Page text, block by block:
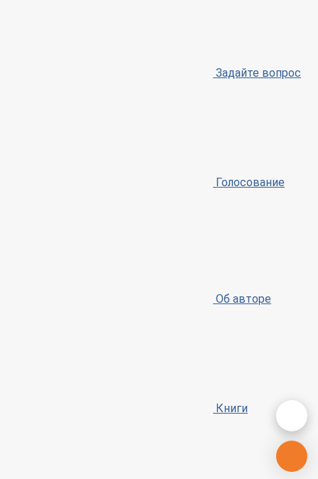
Задайте вопрос
Голосование
Об авторе
Книги